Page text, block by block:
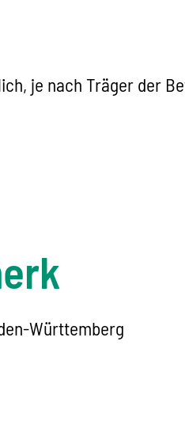
je nach Träger der
Württemberg